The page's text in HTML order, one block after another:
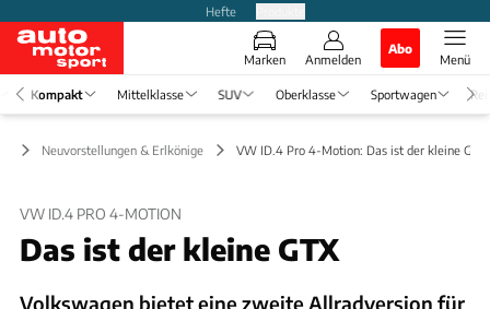
Hefte
Marken Anmelden
Abo
Menü
Kompakt Mittelklasse SUV Oberklasse Sportwagen
Neuvorstellungen & Erlkönige VW ID.4 Pro 4-Motion: Das ist der kleine GTX
VW ID.4 PRO 4-MOTION
Das ist der kleine GTX
Volkswagen bietet eine zweite Allradversion für